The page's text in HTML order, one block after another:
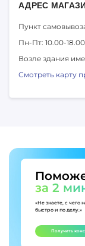
АДРЕС
Пункт
Пн-Пт: 10.00-18.00
Возле здания
Смотреть карту
за 2
«Не знаете, с чего
быстро и по делу.»
Получить